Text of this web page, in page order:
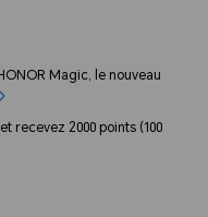
Magic, le nouveau
recevez 2000 points (100